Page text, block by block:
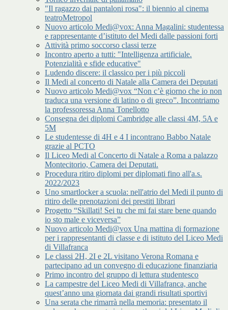
"Il ragazzo dai pantaloni rosa": il biennio al cinema
teatroMetropol
Nuovo articolo Medi@vox: Anna Magalini: studentessa
e rappresentante d’istituto del Medi dalle passioni forti
Attività primo soccorso classi terze
Incontro aperto a tutti: "Intelligenza artificiale.
Potenzialità e sfide educative"
Ludendo discere: il classico per i più piccoli
Il Medi al concerto di Natale alla Camera dei Deputati
Nuovo articolo Medi@vox “Non c’è giorno che io non
traduca una versione di latino o di greco”. Incontriamo
la professoressa Anna Tonellotto
Consegna dei diplomi Cambridge alle classi 4M, 5A e
5M
Le studentesse di 4H e 4 I incontrano Babbo Natale
grazie al PCTO
Il Liceo Medi al Concerto di Natale a Roma a palazzo
Montecitorio, Camera dei Deputati.
Procedura ritiro diplomi per diplomati fino all'a.s.
2022/2023
Uno smartlocker a scuola: nell'atrio del Medi il punto di
ritiro delle prenotazioni dei prestiti librari
Progetto “Skillati! Sei tu che mi fai stare bene quando
io sto male e viceversa”
Nuovo articolo Medi@vox Una mattina di formazione
per i rappresentanti di classe e di istituto del Liceo Medi
di Villafranca
Le classi 2H, 2I e 2L visitano Verona Romana e
partecipano ad un convegno di educazione finanziaria
Primo incontro del gruppo di lettura studentesco
La campestre del Liceo Medi di Villafranca, anche
quest’anno una giornata dai grandi risultati sportivi
Una serata che rimarrà nella memoria: presentato il